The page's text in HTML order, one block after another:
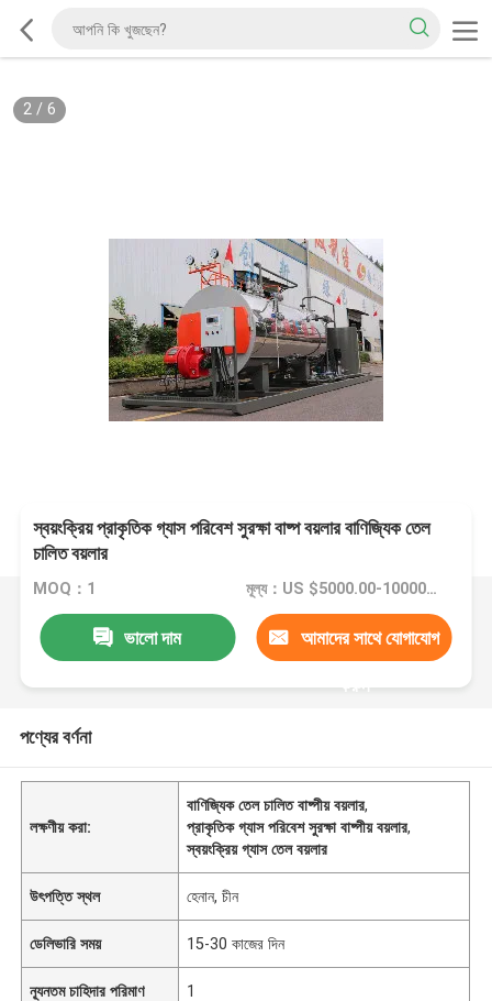
3/ 6
স্বয়ংক্রিয় প্রাকৃতিক গ্যাস পরিবেশ সুরক্ষা বাষ্প বয়লার বাণিজ্যিক তেল
চালিত বয়লার
MOQ：1 মূল্য：US $5000.00-10000.00
ভালো দাম আমাদের সাথে যোগাযোগ
করুন
পণ্যের বর্ণনা
লক্ষণীয় করা:
বাণিজ্যিক তেল চালিত বাষ্পীয় বয়লার,
প্রাকৃতিক গ্যাস পরিবেশ সুরক্ষা বাষ্পীয় বয়লার,
স্বয়ংক্রিয় গ্যাস তেল বয়লার
উৎপত্তি স্থল হেনান, চীন
ডেলিভারি সময় 15-30 কাজের দিন
ন্যূনতম চাহিদার পরিমাণ 1